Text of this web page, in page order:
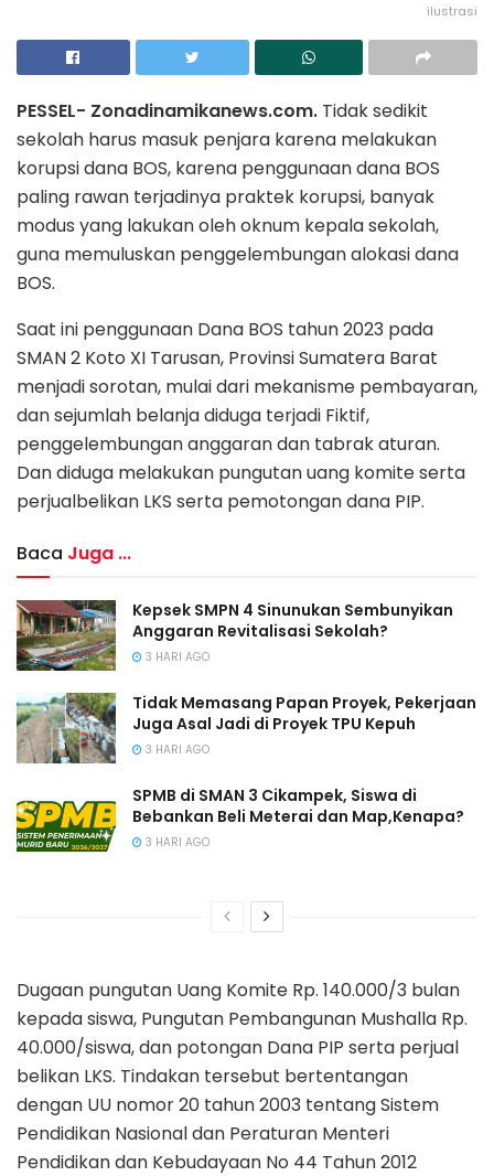
ilustrasi
PESSEL- Zonadinamikanews.com. Tidak sedikit
sekolah harus masuk penjara karena melakukan
korupsi dana BOS, karena penggunaan dana BOS
paling rawan terjadinya praktek korupsi, banyak
modus yang lakukan oleh oknum kepala sekolah,
guna memuluskan penggelembungan alokasi dana
BOS.
Saat ini penggunaan Dana BOS tahun 2023 pada
SMAN 2 Koto XI Tarusan, Provinsi Sumatera Barat
menjadi sorotan, mulai dari mekanisme pembayaran,
dan sejumlah belanja diduga terjadi Fiktif,
penggelembungan anggaran dan tabrak aturan.
Dan diduga melakukan pungutan uang komite serta
perjualbelikan LKS serta pemotongan dana PIP.
Baca Juga ...
Kepsek SMPN 4 Sinunukan Sembunyikan
Anggaran Revitalisasi Sekolah?
3 HARI AGO
Tidak Memasang Papan Proyek, Pekerjaan
Juga Asal Jadi di Proyek TPU Kepuh
3 HARI AGO
SPMB di SMAN 3 Cikampek, Siswa di
Bebankan Beli Meterai dan Map,Kenapa?
3 HARI AGO
Dugaan pungutan Uang Komite Rp. 140.000/3 bulan
kepada siswa, Pungutan Pembangunan Mushalla Rp.
40.000/siswa, dan potongan Dana PIP serta perjual
belikan LKS. Tindakan tersebut bertentangan
dengan UU nomor 20 tahun 2003 tentang Sistem
Pendidikan Nasional dan Peraturan Menteri
Pendidikan dan Kebudayaan No 44 Tahun 2012